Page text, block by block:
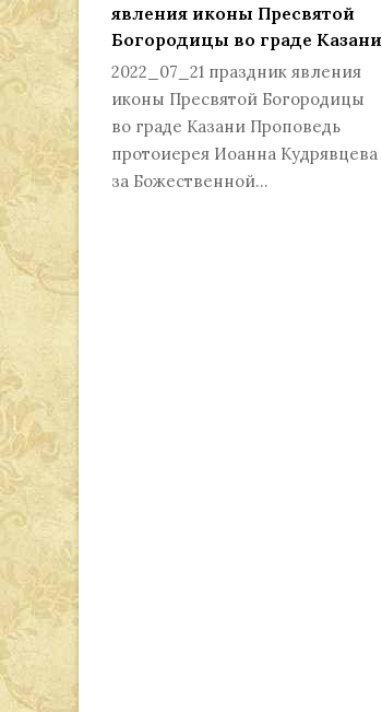
явления иконы Пресвятой
Богородицы во граде Казани
2022_07_21 праздник явления
иконы Пресвятой Богородицы
во граде Казани Проповедь
протоиерея Иоанна Кудрявцева
за Божественной…